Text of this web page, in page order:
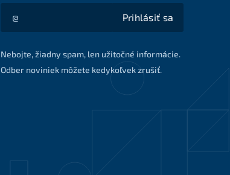
Akcie a zľavy na váš e-mail z prvej ruky
Prihlásiť sa
Nebojte, žiadny spam, len užitočné informácie.
Odber noviniek môžete kedykoľvek zrušiť.